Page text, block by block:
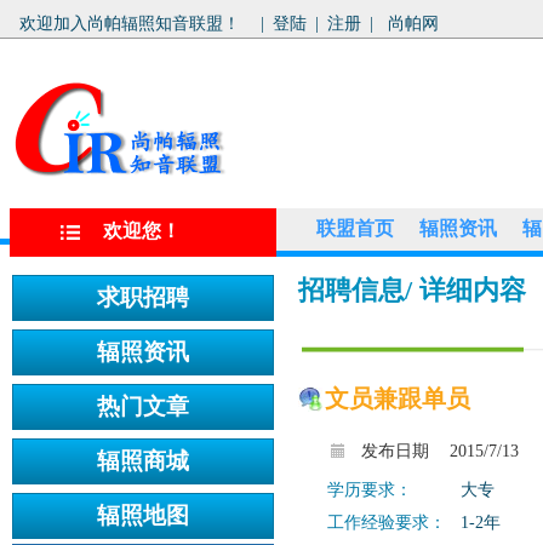
欢迎加入尚帕辐照知音联盟！ 登陆 注册 尚帕网
欢迎您！ 联盟首页 辐照资讯
招聘信息/ 详细内容
文员兼跟单员
发布日期 2015/7/13
学历要求：
大专
工作经验要求：
1-2年